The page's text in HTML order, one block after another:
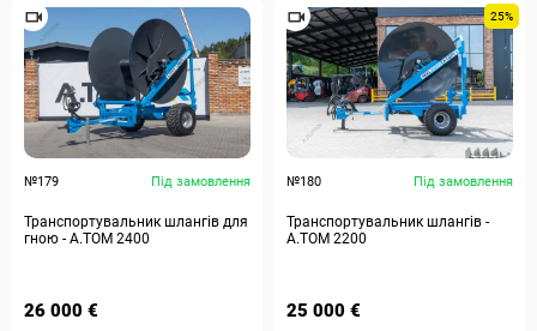
№179 Під замовлення
Транспортувальник шлангів для
гною - A.TOM 2400
26 000 €
25%
№180 Під замовлення
Транспортувальник шлангів -
A.TOM 2200
25 000 €